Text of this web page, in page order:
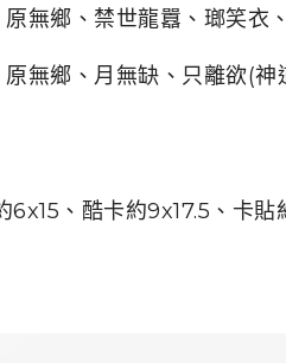
原無鄉 、 禁世龍囂 、 瑯笑衣 、
無鄉 、 月無缺 、 只離欲(神
6x15 、酷卡約9x17.5 、卡貼